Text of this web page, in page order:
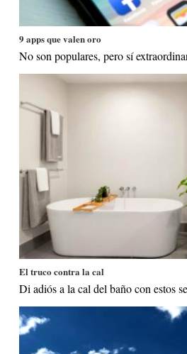
9 apps que valen oro
No son populares, pero sí
El truco contra la cal
Di adiós a la cal del baño con estos